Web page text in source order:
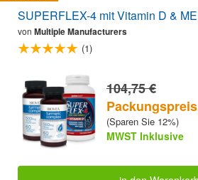
SUPERFLEX-4 mit Vitamin D &
von Multiple Manufacturers
(1)
104,75 €
(Sparen Sie 12%)
MWST Inklusive